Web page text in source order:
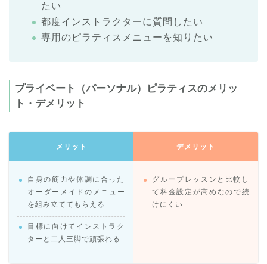
たい
都度インストラクターに質問したい
専用のピラティスメニューを知りたい
プライベート（パーソナル）ピラティスのメリッ
ト・デメリット
メリット
自身の筋力や体調に合った
オーダーメイドのメニュー
を組み立ててもらえる
目標に向けてインストラク
ターと二人三脚で頑張れる
デメリット
グループレッスンと比較し
て料金設定が高めなので続
けにくい